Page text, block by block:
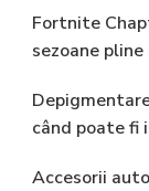
Fortnite
sezoane
când poate fi
Accesorii